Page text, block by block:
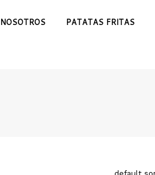
NOSOTROS PATATAS FRITAS